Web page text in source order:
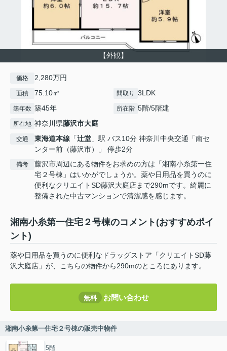
【外観】
価格 2,280万円
面積 75.10㎡ 間取り 3LDK
築年数 築45年 所在階 5階/5階建
所在地 神奈川県藤沢市大庭
交通 東海道本線 「辻堂 」駅 バス10分 神奈川中央交通「南セ
ンター前（藤沢市）」 停歩2分
備考
藤沢市周辺にある物件をお求めの方は「湘南小糸第一住
宅２号棟」はいかがでしょうか。薬や日用品を買うのに
便利なクリエイトSD藤沢大庭店まで290mです。綺麗に
整備された中古マンションで清潔感を感じます。
湘南小糸第一住宅２号棟のコメント(おすすめポイ
ント)
薬や日用品を買うのに便利なドラッグストア「クリエイトSD藤
沢大庭店」が、こちらの物件から290mのところにあります。
無料 お問い合わせ
湘南小糸第一住宅２号棟の販売中物件
5階